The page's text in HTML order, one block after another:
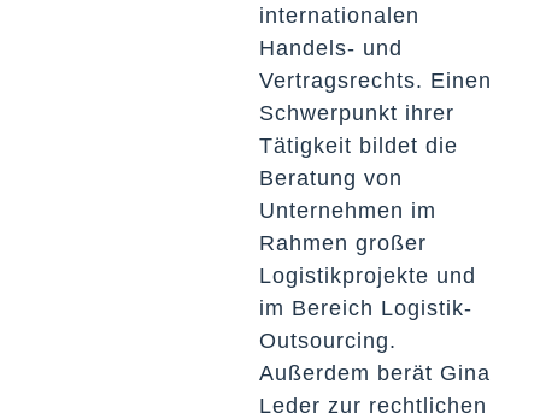
internationalen
Handels- und
Vertragsrechts. Einen
Schwerpunkt ihrer
Tätigkeit bildet die
Beratung von
Unternehmen im
Rahmen großer
Logistikprojekte und
im Bereich Logistik-
Outsourcing.
Außerdem berät Gina
Leder zur rechtlichen